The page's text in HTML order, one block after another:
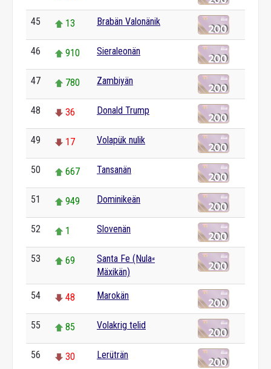
45 13 Brabän Valonänik
46 910 Sieraleonän
47 780 Zambiyän
48 36 Donald Trump
49 17 Volapük nulik
50 667 Tansanän
51 949 Dominikeän
52 1 Slovenän
53 69
Santa Fe (Nula⸗
Mäxikän)
54 48 Marokän
55 85 Volakrig telid
56 30 Lerüträn